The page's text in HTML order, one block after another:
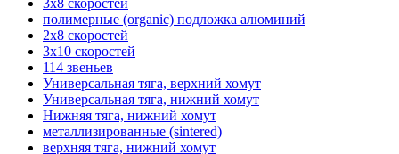
3х8 скоростей
полимерные (organic) подложка алюминий
2х8 скоростей
3х10 скоростей
114 звеньев
Универсальная тяга, верхний хомут
Универсальная тяга, нижний хомут
Нижняя тяга, нижний хомут
металлизированные (sintered)
верхняя тяга, нижний хомут